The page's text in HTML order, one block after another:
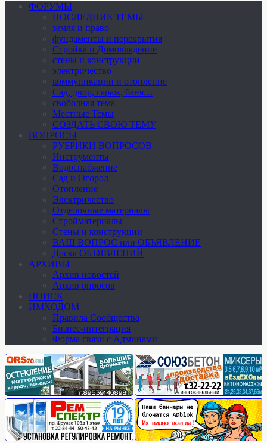
ФОРУМЫ
ПОСЛЕДНИЕ ТЕМЫ
земля и право
фундаменты и перекрытия
Стройка и Домовладение
стены и конструкции
электричество
коммуникации и отопление
Cад, двор, гараж, баня…
свободная тема
Местные Темы
СОЗДАТЬ СВОЮ ТЕМУ
ВОПРОСЫ
РУБРИКИ ВОПРОСОВ
Инструменты
Водоснабжение
Сад и Огород
Отопление
Электричество
Отделочные материалы
Стройматериалы
Стены и конструкции
ВАШ ВОПРОС или ОБЪЯВЛЕНИЕ
Доска ОБЪЯВЛЕНИЙ
АРХИВЫ
Архив новостей
Архив опросов
ПОИСК
ИМХОДОМ
Правила Сообщества
Бизнес-интеграция
Форма связи с Админами